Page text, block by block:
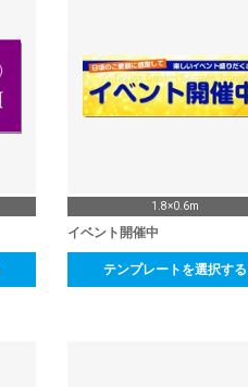
1.8×0.6m
イベント開催中
テンプレートを選択する